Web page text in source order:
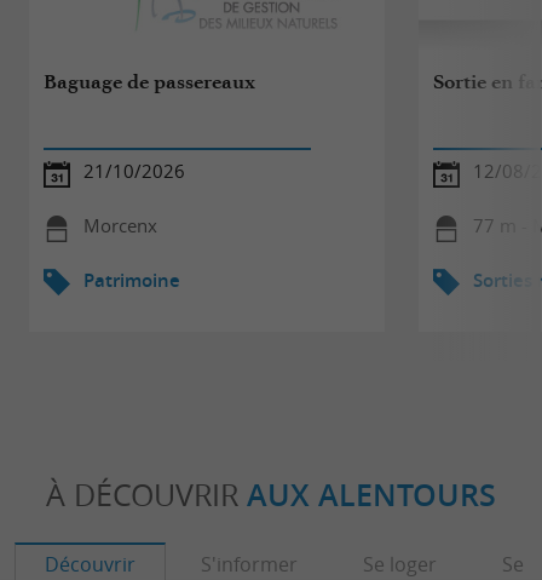
Baguage de passereaux
21/10/2026
Morcenx
Patrimoine
Sortie en
12/08/
77 m -
Sorties
À DÉCOUVRIR AUX ALENTOURS
Découvrir S'informer Se loger Se